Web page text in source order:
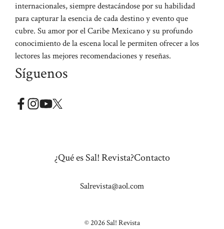
internacionales, siempre destacándose por su habilidad
para capturar la esencia de cada destino y evento que
cubre. Su amor por el Caribe Mexicano y su profundo
conocimiento de la escena local le permiten ofrecer a los
lectores las mejores recomendaciones y reseñas.
Síguenos
¿Qué es Sal! Revista?Contacto
Salrevista@aol.com
© 2026 Sal! Revista